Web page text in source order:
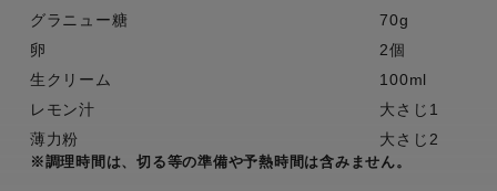
グラニュー糖
70g
卵
2個
生クリーム
100ml
レモン汁
大さじ1
薄力粉
大さじ2
※調理時間は、切る等の準備や予熱時間は含みません。